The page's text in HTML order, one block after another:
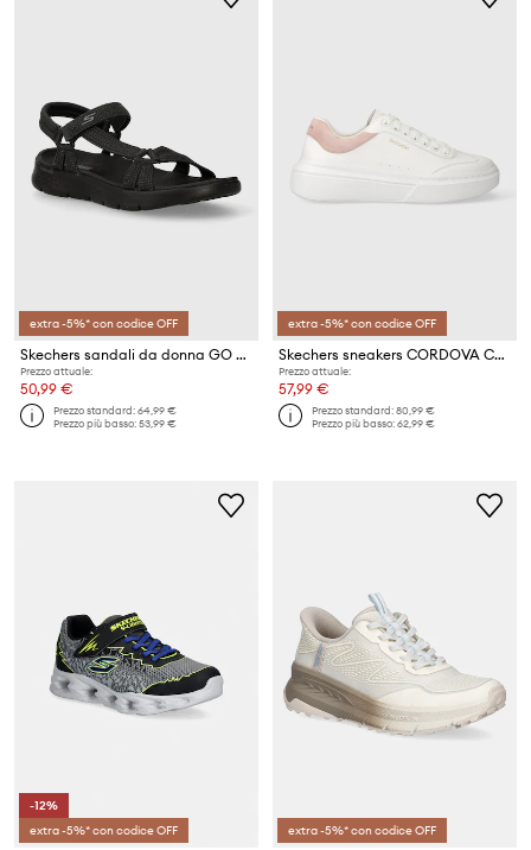
extra -5%* con codice OFF
Skechers sandali da donna GO WALK FLEX
Prezzo attuale:
50,99 €
Prezzo standard:64,99 €
Prezzo più basso:53,99 €
extra -5%* con codice OFF
Skechers sneakers CORDOVA CLASSIC
Prezzo attuale:
57,99 €
Prezzo standard:80,99 €
Prezzo più basso:62,99 €
-12%
extra -5%* con codice OFF
extra -5%* con codice OFF